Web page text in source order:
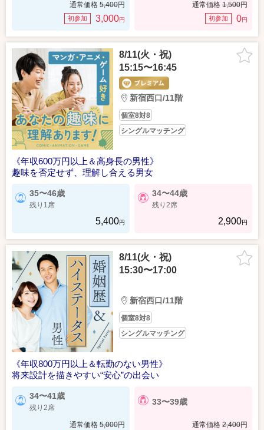
通常価格 5,400円
初参加 3,000円
通常価格 1,500円
初参加 0円
8/11(火・祝)
15:15〜16:45
新宿西口/11階
個室8対8
シングルマッチング
《年収600万円以上＆高身長の男性》
趣味を否定せず、理解し合える男女
35〜46歳
残り1席
5,400円
34〜44歳
残り2席
2,900円
8/11(火・祝)
15:30〜17:00
新宿西口/11階
個室8対8
シングルマッチング
《年収800万円以上＆転勤のない男性》
将来設計を描きやすい“安心”の出会い
34〜41歳
残り2席
通常価格 5,000円
33〜39歳
通常価格 2,400円